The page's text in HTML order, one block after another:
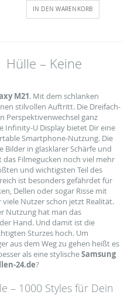
IN DEN WARENKORB
Hülle – Keine
M21. Mit dem schlanken
stilvollen Auftritt. Die Dreifach-
Perspektivenwechsel ganz
Infinity-U Display bietet Dir eine
Smartphone-Nutzung. Die
Bilder in glasklarer Schärfe und
Filmegucken noch viel mehr
und wichtigsten Teil des
ist besonders gefährdet für
Dellen oder sogar Risse mit
Nutzer schon jetzt Realität.
Nutzung hat man das
Hand. Und damit ist die
Sturzes hoch. Um
aus dem Weg zu gehen heißt es
als eine stylischeSamsung
24.de?
– 1000 Styles für Dein